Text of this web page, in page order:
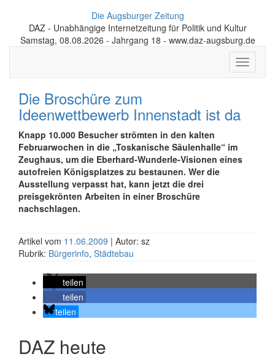
Die Augsburger Zeitung
DAZ - Unabhängige Internetzeitung für Politik und Kultur
Samstag, 08.08.2026 - Jahrgang 18 - www.daz-augsburg.de
Toggle
Die Broschüre zum
Ideenwettbewerb Innenstadt ist da
Knapp 10.000 Besucher strömten in den kalten
Februarwochen in die „Toskanische Säulenhalle“ im
Zeughaus, um die Eberhard-Wunderle-Visionen eines
autofreien Königsplatzes zu bestaunen. Wer die
Ausstellung verpasst hat, kann jetzt die drei
preisgekrönten Arbeiten in einer Broschüre
nachschlagen.
Artikel vom 11.06.2009 | Autor: sz
Rubrik: Bürgerinfo, Städtebau
teilen
teilen
teilen
DAZ heute